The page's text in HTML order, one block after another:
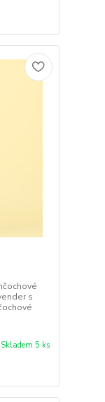
s
Skladem 5 ks